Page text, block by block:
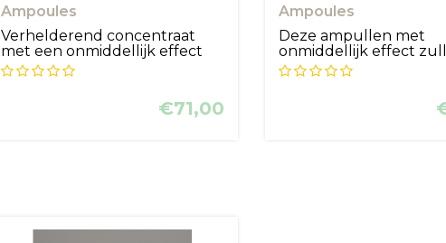
Ampoules
Verhelderend concentraat
met een onmiddellijk effect
dat de ...
€71,00
Ampoules
Deze ampullen met
onmiddellijk effect
sublieme sch...